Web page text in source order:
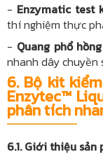
- Enzymatic test
thí nghiệm thực
- Quang phổ
nhanh dây chuyền
6. Bộ kit
Enzytec™
phân tích
6.1. Giới thiệu sản